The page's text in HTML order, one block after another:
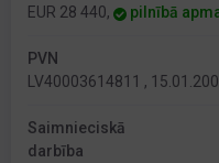
EUR 28 440,
pilnībā
PVN
LV40003614811 ,
Saimnieciskā
darbība